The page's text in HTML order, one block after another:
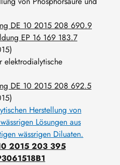
DE 10 2015 208 690.9
EP 16 169 183.7
elektrodialytische
DE 10 2015 208 692.5
Herstellung von
Lösungen aus
wässrigen Diluaten.
2015 203 395